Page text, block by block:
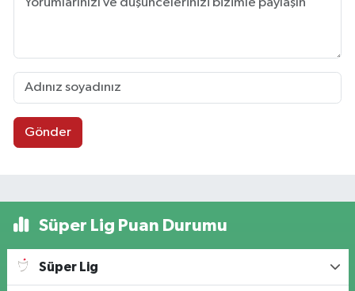
Gönder
Süper Lig Puan Durumu
Süper Lig